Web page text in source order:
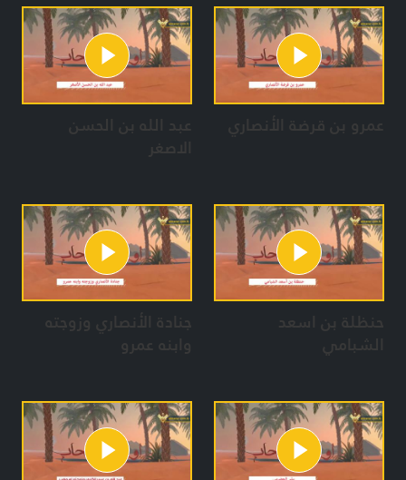
عمرو بن قرضة الأنصاري عبد الله بن الحسن
الاصغر
حنظلة بن اسعد
الشبامي
جنادة الأنصاري وزوجته
وابنه عمرو